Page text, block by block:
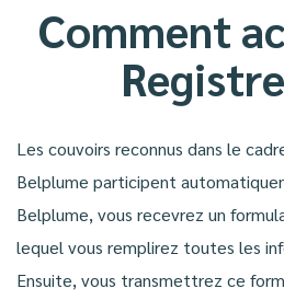
Comment
Les couvoirs reconnus dans le
Belplume participent
Belplume, vous recevrez un
lequel vous remplirez toutes les
Ensuite, vous transmettrez ce